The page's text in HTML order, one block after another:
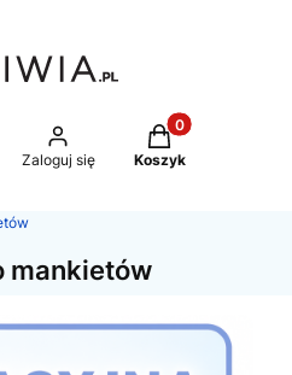
wyszukiwarkę
Zaloguj się
Produkty w
Koszyk
mankietów